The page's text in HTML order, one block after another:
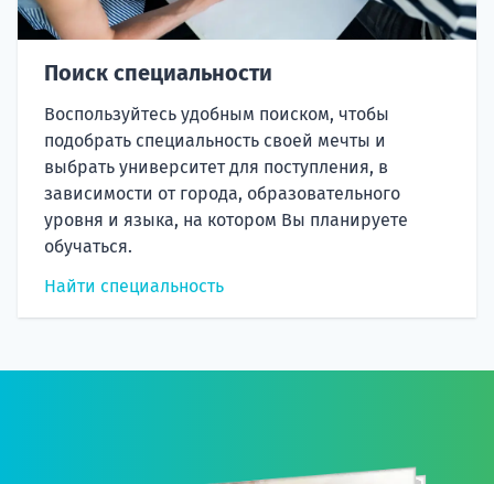
Поиск специальности
Воспользуйтесь удобным поиском, чтобы
подобрать специальность своей мечты и
выбрать университет для поступления, в
зависимости от города, образовательного
уровня и языка, на котором Вы планируете
обучаться.
Найти специальность